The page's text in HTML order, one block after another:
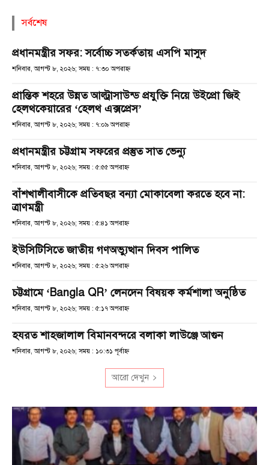
সর্বশেষ
প্রধানমন্ত্রীর সফর: সর্বোচ্চ সতর্কতায় এসপি মাসুদ
শনিবার, আগস্ট ৮, ২০২৬; সময় : ৭:৩০ অপরাহ্ণ
প্রান্তিক শহরে উন্নত আল্ট্রাসাউন্ড প্রযুক্তি নিয়ে উইপ্রো জিই
হেলথকেয়ারের ‘হেলথ এক্সপ্রেস’
শনিবার, আগস্ট ৮, ২০২৬; সময় : ৭:০৯ অপরাহ্ণ
প্রধানমন্ত্রীর চট্টগ্রাম সফরের প্রস্তুত সাত ভেন্যু
শনিবার, আগস্ট ৮, ২০২৬; সময় : ৫:৫৫ অপরাহ্ণ
বাঁশখালীবাসীকে প্রতিবছর বন্যা মোকাবেলা করতে হবে না:
ত্রাণমন্ত্রী
শনিবার, আগস্ট ৮, ২০২৬; সময় : ৫:৪১ অপরাহ্ণ
ইউসিটিসিতে জাতীয় গণঅভ্যুত্থান দিবস পালিত
শনিবার, আগস্ট ৮, ২০২৬; সময় : ৫:২৬ অপরাহ্ণ
চট্টগ্রামে ‘Bangla QR’ লেনদেন বিষয়ক কর্মশালা অনুষ্ঠিত
শনিবার, আগস্ট ৮, ২০২৬; সময় : ৫:১৭ অপরাহ্ণ
হযরত শাহজালাল বিমানবন্দরে বলাকা লাউঞ্জে আগুন
শনিবার, আগস্ট ৮, ২০২৬; সময় : ১০:৩১ পূর্বাহ্ণ
আরো দেখুন